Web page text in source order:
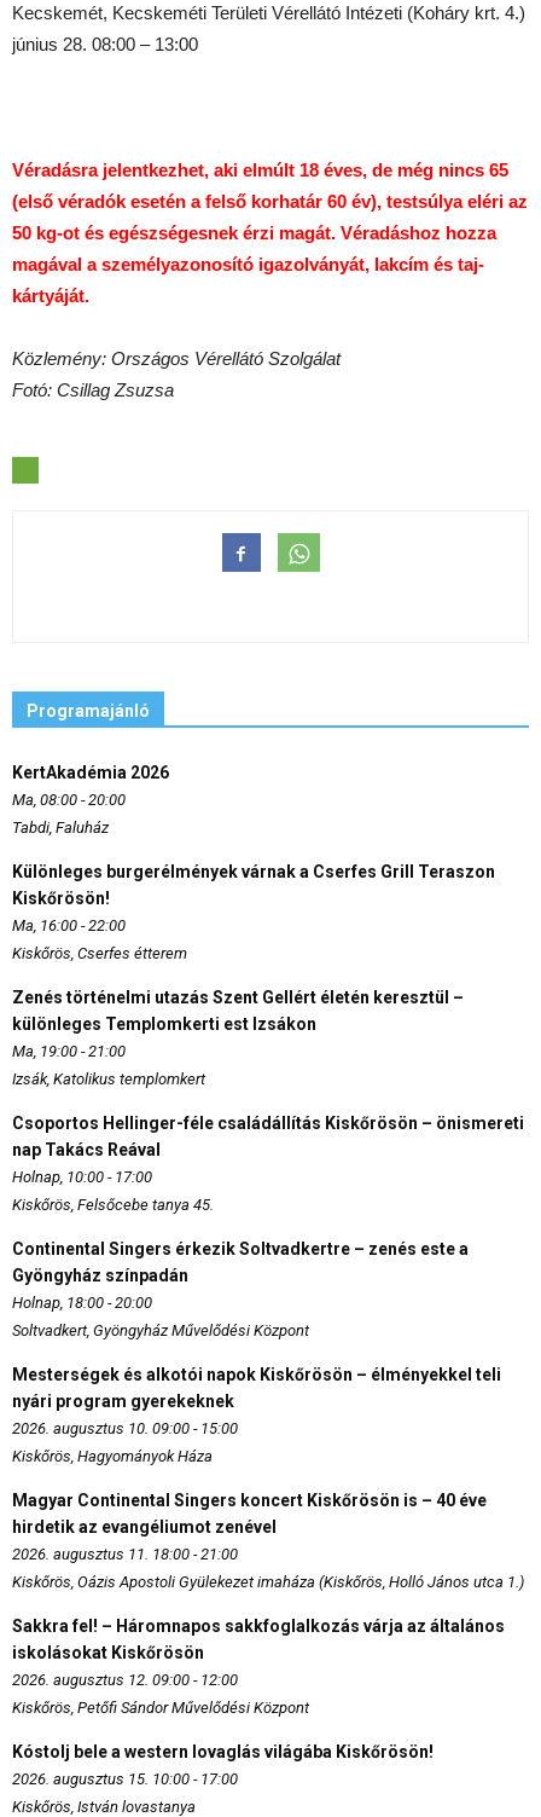
Kecskemét, Kecskeméti Területi Vérellátó Intézeti (Koháry krt. 4.)
június 28. 08:00 – 13:00
Véradásra jelentkezhet, aki elmúlt 18 éves, de még nincs 65
(első véradók esetén a felső korhatár 60 év), testsúlya eléri az
50 kg-ot és egészségesnek érzi magát. Véradáshoz hozza
magával a személyazonosító igazolványát, lakcím és taj-
kártyáját.
Közlemény: Országos Vérellátó Szolgálat
Fotó: Csillag Zsuzsa
Programajánló
KertAkadémia 2026
Ma, 08:00 - 20:00
Tabdi, Faluház
Különleges burgerélmények várnak a Cserfes Grill Teraszon
Kiskőrösön!
Ma, 16:00 - 22:00
Kiskőrös, Cserfes étterem
Zenés történelmi utazás Szent Gellért életén keresztül –
különleges Templomkerti est Izsákon
Ma, 19:00 - 21:00
Izsák, Katolikus templomkert
Csoportos Hellinger-féle családállítás Kiskőrösön – önismereti
nap Takács Reával
Holnap, 10:00 - 17:00
Kiskőrös, Felsőcebe tanya 45.
Continental Singers érkezik Soltvadkertre – zenés este a
Gyöngyház színpadán
Holnap, 18:00 - 20:00
Soltvadkert, Gyöngyház Művelődési Központ
Mesterségek és alkotói napok Kiskőrösön – élményekkel teli
nyári program gyerekeknek
2026. augusztus 10. 09:00 - 15:00
Kiskőrös, Hagyományok Háza
Magyar Continental Singers koncert Kiskőrösön is – 40 éve
hirdetik az evangéliumot zenével
2026. augusztus 11. 18:00 - 21:00
Kiskőrös, Oázis Apostoli Gyülekezet imaháza (Kiskőrös, Holló János utca 1.)
Sakkra fel! – Háromnapos sakkfoglalkozás várja az általános
iskolásokat Kiskőrösön
2026. augusztus 12. 09:00 - 12:00
Kiskőrös, Petőfi Sándor Művelődési Központ
Kóstolj bele a western lovaglás világába Kiskőrösön!
2026. augusztus 15. 10:00 - 17:00
Kiskőrös, István lovastanya